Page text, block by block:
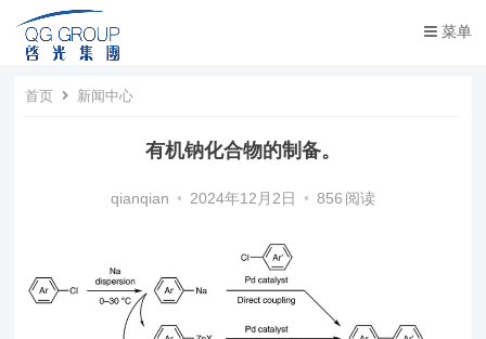
菜单
首页 新闻中心
有机钠化合物的制备。
qianqian • 2024年12月2日 • 856 阅读